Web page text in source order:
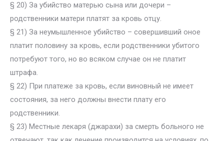
§ 20) За убийство матерью сына или дочери –
родственники матери платят за кровь отцу.
§ 21) За неумышленное убийство – совершивший оное
платит половину за кровь, если родственники убитого
потребуют того, но во всяком случае он не платит
штрафа.
§ 22) При платеже за кровь, если виновный не имеет
состояния, за него должны внести плату его
родственники.
§ 23) Местные лекаря (джарахи) за смерть больного не